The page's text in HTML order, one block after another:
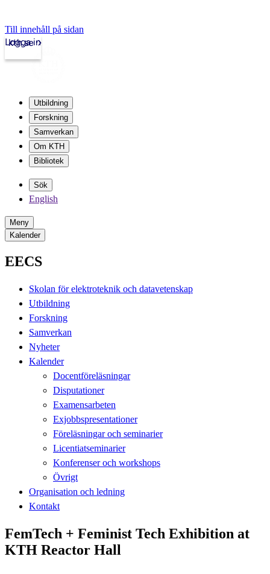
Till innehåll på sidan
kth.se
Logga in
Utbildning
Forskning
Samverkan
Om KTH
Bibliotek
Sök
English
Meny
Kalender
EECS
Skolan för elektroteknik och datavetenskap
Utbildning
Forskning
Samverkan
Nyheter
Kalender
Docentföreläsningar
Disputationer
Examensarbeten
Exjobbspresentationer
Föreläsningar och seminarier
Licentiatseminarier
Konferenser och workshops
Övrigt
Organisation och ledning
Kontakt
FemTech + Feminist Tech Exhibition at
KTH Reactor Hall